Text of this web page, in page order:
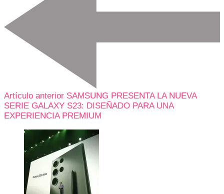
Artículo anterior SAMSUNG PRESENTA LA NUEVA
SERIE GALAXY S23: DISEÑADO PARA UNA
EXPERIENCIA PREMIUM